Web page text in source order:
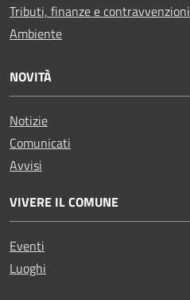
Tributi, finanze e contravvenzioni
Ambiente
NOVITÀ
Notizie
Comunicati
Avvisi
VIVERE IL COMUNE
Eventi
Luoghi